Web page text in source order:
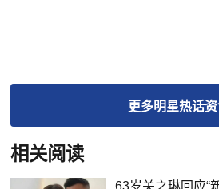
更多明星热话
相关阅读